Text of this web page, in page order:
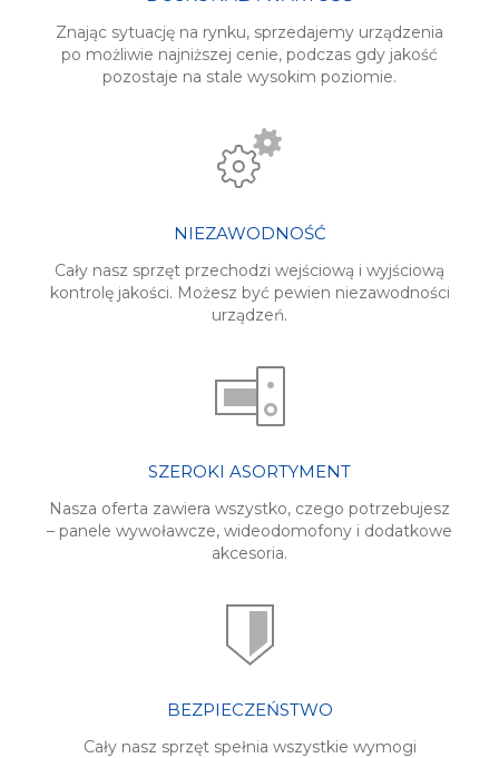
Znając sytuację na rynku, sprzedajemy urządzenia
po możliwie najniższej cenie, podczas gdy jakość
pozostaje na stale wysokim poziomie.
NIEZAWODNOŚĆ
Cały nasz sprzęt przechodzi wejściową i wyjściową
kontrolę jakości. Możesz być pewien niezawodności
urządzeń.
SZEROKI ASORTYMENT
Nasza oferta zawiera wszystko, czego potrzebujesz
– panele wywoławcze, wideodomofony i dodatkowe
akcesoria.
BEZPIECZEŃSTWO
Cały nasz sprzęt spełnia wszystkie wymogi